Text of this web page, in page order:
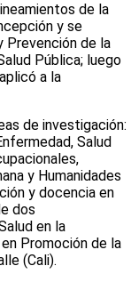
de la
y se
Prevención de la
Pública; luego
a la
de investigación:
Salud
y Humanidades
y docencia en
dos
en la
Promoción de la
(Cali).